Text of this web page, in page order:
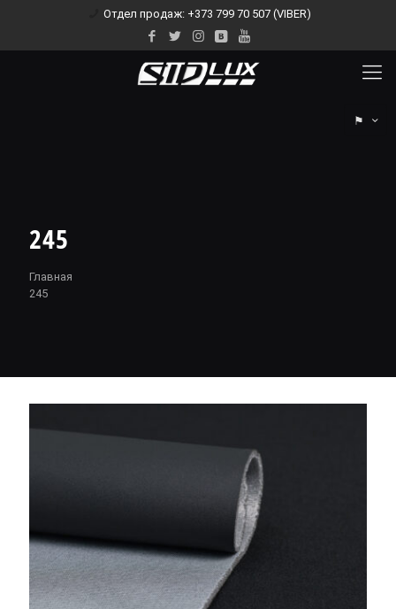
Отдел продаж: +373 799 70 507 (VIBER)
⚑
245
Главная
245